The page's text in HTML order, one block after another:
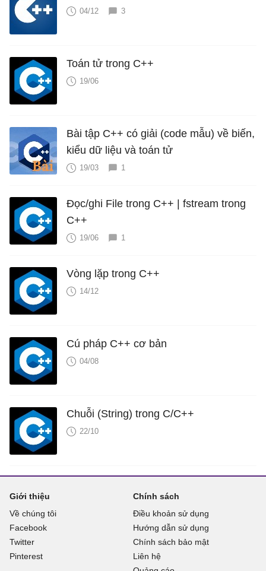
04/12 3
Toán tử trong C++
19/06
Bài tập C++ có giải (code mẫu) về biến,
kiểu dữ liệu và toán tử
19/03 1
Đọc/ghi File trong C++ | fstream trong
C++
19/06 1
Vòng lặp trong C++
14/12
Cú pháp C++ cơ bản
04/08
Chuỗi (String) trong C/C++
22/10
Giới thiệu
Về chúng tôi
Facebook
Twitter
Pinterest
Chính sách
Điều khoản sử dụng
Hướng dẫn sử dụng
Chính sách bảo mật
Liên hệ